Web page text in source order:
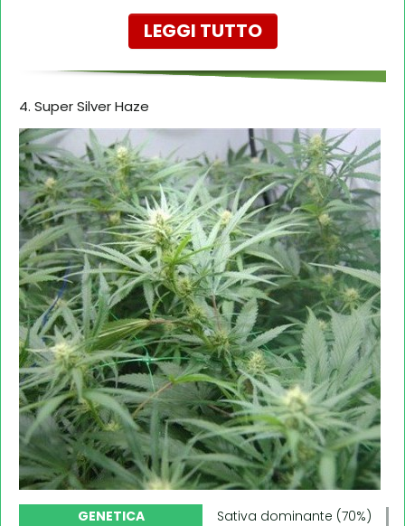
LEGGI TUTTO
4. Super Silver Haze
GENETICA Sativa dominante (70%)